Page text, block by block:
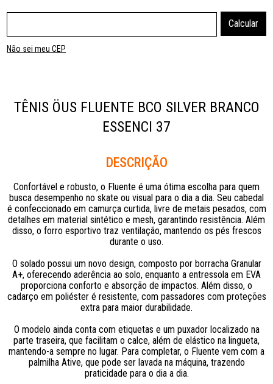
Não sei meu CEP
TÊNIS ÖUS FLUENTE BCO SILVER BRANCO
ESSENCI 37
Descrição
Confortável e robusto, o Fluente é uma ótima escolha para quem
busca desempenho no skate ou visual para o dia a dia. Seu cabedal
é confeccionado em camurça curtida, livre de metais pesados, com
detalhes em material sintético e mesh, garantindo resistência. Além
disso, o forro esportivo traz ventilação, mantendo os pés frescos
durante o uso.
O solado possui um novo design, composto por borracha Granular
A+, oferecendo aderência ao solo, enquanto a entressola em EVA
proporciona conforto e absorção de impactos. Além disso, o
cadarço em poliéster é resistente, com passadores com proteções
extra para maior durabilidade.
O modelo ainda conta com etiquetas e um puxador localizado na
parte traseira, que facilitam o calce, além de elástico na lingueta,
mantendo-a sempre no lugar. Para completar, o Fluente vem com a
palmilha Ative, que pode ser lavada na máquina, trazendo
praticidade para o dia a dia.